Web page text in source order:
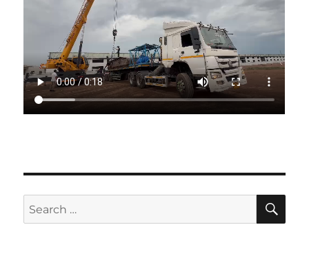
Search
for: